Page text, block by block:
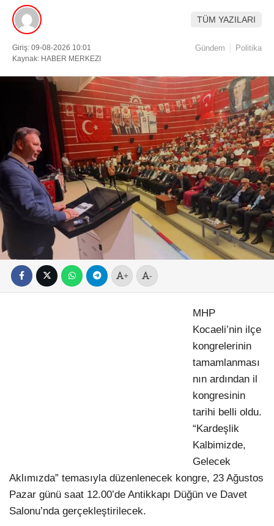
TÜM YAZILARI
Giriş: 09-08-2026 10:01
Kaynak: HABER MERKEZI
Gündem Politika
+ -
MHP
Kocaeli’nin ilçe
kongrelerinin
tamamlanması
nın ardından il
kongresinin
tarihi belli oldu.
“Kardeşlik
Kalbimizde,
Gelecek
Aklımızda” temasıyla düzenlenecek kongre, 23 Ağustos
Pazar günü saat 12.00’de Antikkapı Düğün ve Davet
Salonu’nda gerçekleştirilecek.